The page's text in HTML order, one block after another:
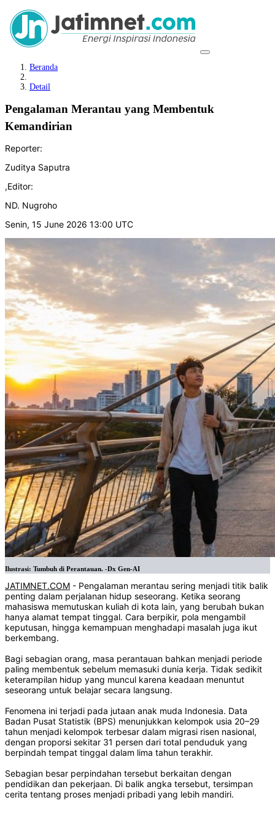
Beranda
Detail
Pengalaman Merantau yang Membentuk
Kemandirian
Reporter:
Zuditya Saputra
,Editor:
ND. Nugroho
Senin, 15 June 2026 13:00 UTC
Ilustrasi: Tumbuh di Perantauan. -Dx Gen-AI
JATIMNET.COM - Pengalaman merantau sering menjadi titik balik
penting dalam perjalanan hidup seseorang. Ketika seorang
mahasiswa memutuskan kuliah di kota lain, yang berubah bukan
hanya alamat tempat tinggal. Cara berpikir, pola mengambil
keputusan, hingga kemampuan menghadapi masalah juga ikut
berkembang.
Bagi sebagian orang, masa perantauan bahkan menjadi periode
paling membentuk sebelum memasuki dunia kerja. Tidak sedikit
keterampilan hidup yang muncul karena keadaan menuntut
seseorang untuk belajar secara langsung.
Fenomena ini terjadi pada jutaan anak muda Indonesia. Data
Badan Pusat Statistik (BPS) menunjukkan kelompok usia 20–29
tahun menjadi kelompok terbesar dalam migrasi risen nasional,
dengan proporsi sekitar 31 persen dari total penduduk yang
berpindah tempat tinggal dalam lima tahun terakhir.
Sebagian besar perpindahan tersebut berkaitan dengan
pendidikan dan pekerjaan. Di balik angka tersebut, tersimpan
cerita tentang proses menjadi pribadi yang lebih mandiri.